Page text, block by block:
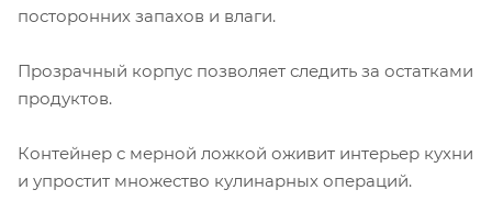
посторонних запахов и влаги.
Прозрачный корпус позволяет следить за остатками
продуктов.
Контейнер с мерной ложкой оживит интерьер кухни
и упростит множество кулинарных операций.